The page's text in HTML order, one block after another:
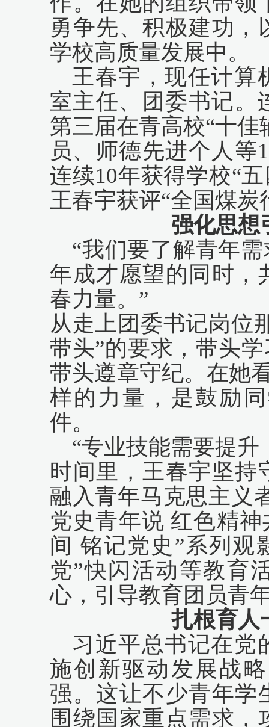
勇争先、积极建功，
学校高质量发展中。
王春宇，现任计算
室主任、团委书记。
第三届在青高校“十
员、师德先进个人等
连续10年获得学校“
王春宇获评“全国煤
强化思想
“我们要了解青年
年成才愿望的同时，
春力量。”
从走上团委书记岗位
带头”的要求，带头
带头遵章守纪。在她
样的力量，是鼓励
件。
“专业技能需要提
时间里，王春宇坚持
融入青年马克思主义
党史青年说 红色精
间 铭记党史”系列观
党”快闪活动等教育
心，引导教育团员青
扎根育人
习近平总书记在党
施创新驱动发展战
强。这让不少青年学
围绕国家重点需求